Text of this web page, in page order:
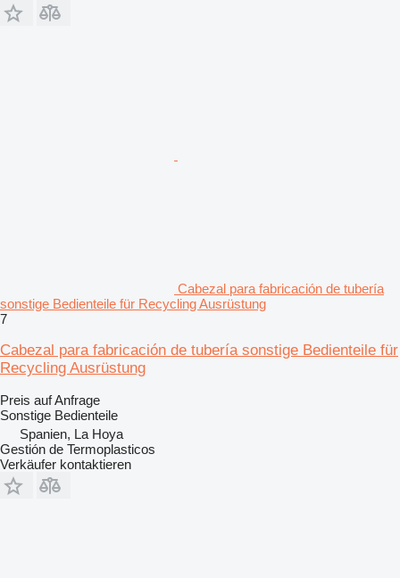
Cabezal para fabricación de tubería
sonstige Bedienteile für Recycling Ausrüstung
7
Cabezal para fabricación de tubería sonstige Bedienteile für
Recycling Ausrüstung
Preis auf Anfrage
Sonstige Bedienteile
Spanien, La Hoya
Gestión de Termoplasticos
Verkäufer kontaktieren